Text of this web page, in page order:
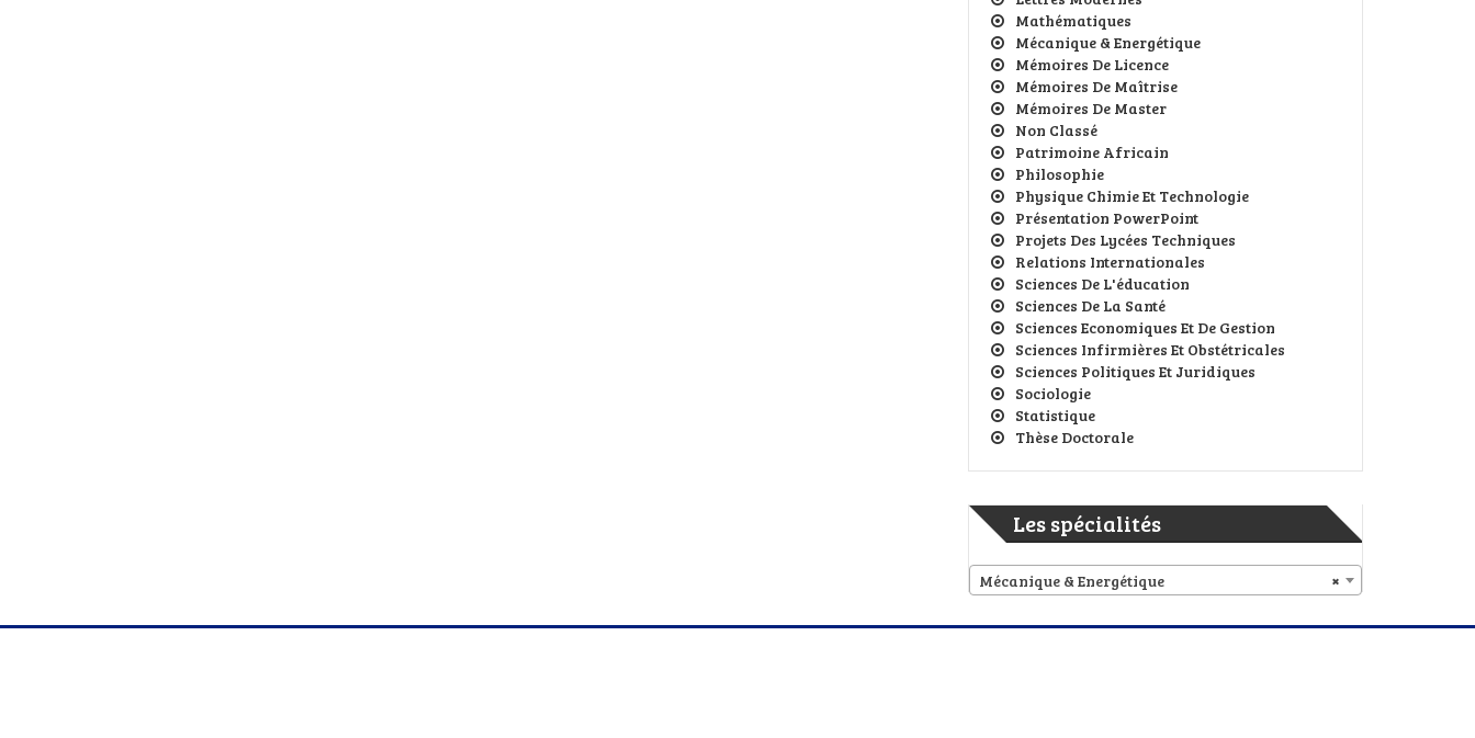
Mathématiques
Mécanique & Energétique
Mémoires De Licence
Mémoires De Maîtrise
Mémoires De Master
Non Classé
Patrimoine Africain
Philosophie
Physique Chimie Et Technologie
Présentation PowerPoint
Projets Des Lycées Techniques
Relations Internationales
Sciences De L'éducation
Sciences De La Santé
Sciences Economiques Et De Gestion
Sciences Infirmières Et Obstétricales
Sciences Politiques Et Juridiques
Sociologie
Statistique
Thèse Doctorale
Les spécialités
×
Mécanique & Energétique